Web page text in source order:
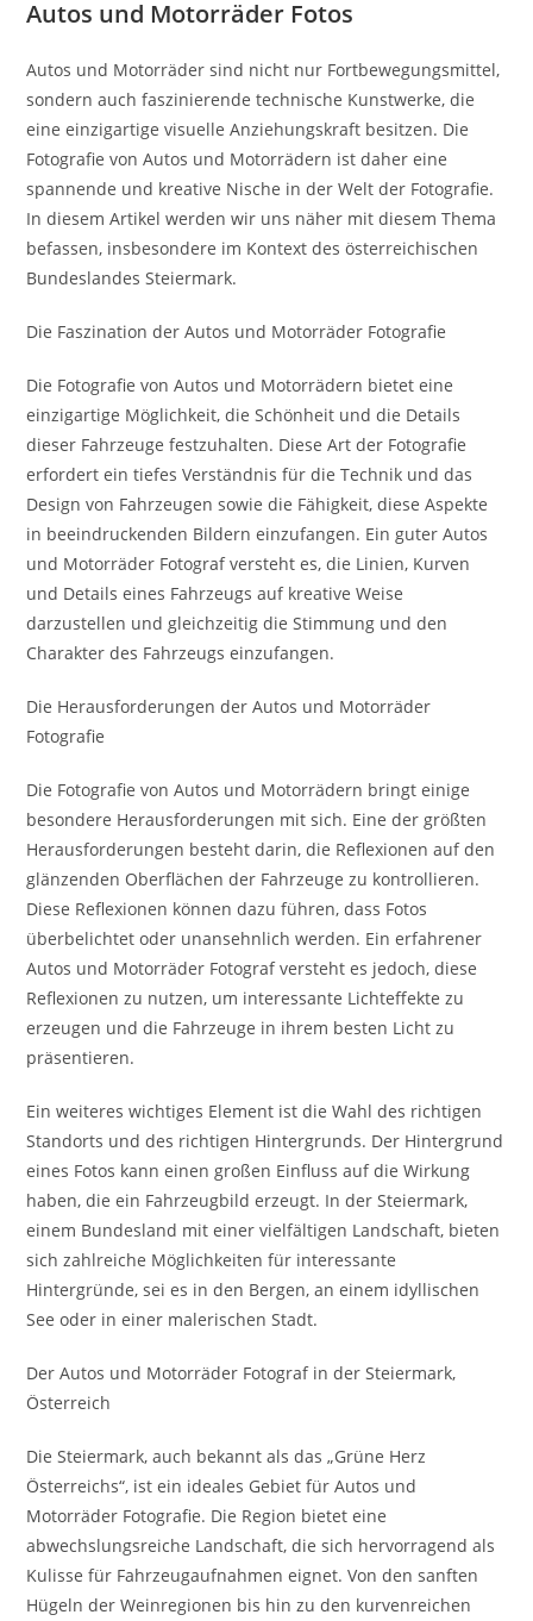
Autos und Motorräder Fotos
Autos und Motorräder sind nicht nur Fortbewegungsmittel,
sondern auch faszinierende technische Kunstwerke, die
eine einzigartige visuelle Anziehungskraft besitzen. Die
Fotografie von Autos und Motorrädern ist daher eine
spannende und kreative Nische in der Welt der Fotografie.
In diesem Artikel werden wir uns näher mit diesem Thema
befassen, insbesondere im Kontext des österreichischen
Bundeslandes Steiermark.
Die Faszination der Autos und Motorräder Fotografie
Die Fotografie von Autos und Motorrädern bietet eine
einzigartige Möglichkeit, die Schönheit und die Details
dieser Fahrzeuge festzuhalten. Diese Art der Fotografie
erfordert ein tiefes Verständnis für die Technik und das
Design von Fahrzeugen sowie die Fähigkeit, diese Aspekte
in beeindruckenden Bildern einzufangen. Ein guter Autos
und Motorräder Fotograf versteht es, die Linien, Kurven
und Details eines Fahrzeugs auf kreative Weise
darzustellen und gleichzeitig die Stimmung und den
Charakter des Fahrzeugs einzufangen.
Die Herausforderungen der Autos und Motorräder
Fotografie
Die Fotografie von Autos und Motorrädern bringt einige
besondere Herausforderungen mit sich. Eine der größten
Herausforderungen besteht darin, die Reflexionen auf den
glänzenden Oberflächen der Fahrzeuge zu kontrollieren.
Diese Reflexionen können dazu führen, dass Fotos
überbelichtet oder unansehnlich werden. Ein erfahrener
Autos und Motorräder Fotograf versteht es jedoch, diese
Reflexionen zu nutzen, um interessante Lichteffekte zu
erzeugen und die Fahrzeuge in ihrem besten Licht zu
präsentieren.
Ein weiteres wichtiges Element ist die Wahl des richtigen
Standorts und des richtigen Hintergrunds. Der Hintergrund
eines Fotos kann einen großen Einfluss auf die Wirkung
haben, die ein Fahrzeugbild erzeugt. In der Steiermark,
einem Bundesland mit einer vielfältigen Landschaft, bieten
sich zahlreiche Möglichkeiten für interessante
Hintergründe, sei es in den Bergen, an einem idyllischen
See oder in einer malerischen Stadt.
Der Autos und Motorräder Fotograf in der Steiermark,
Österreich
Die Steiermark, auch bekannt als das „Grüne Herz
Österreichs“, ist ein ideales Gebiet für Autos und
Motorräder Fotografie. Die Region bietet eine
abwechslungsreiche Landschaft, die sich hervorragend als
Kulisse für Fahrzeugaufnahmen eignet. Von den sanften
Hügeln der Weinregionen bis hin zu den kurvenreichen